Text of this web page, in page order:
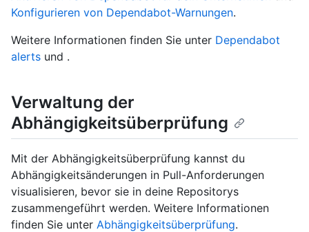
Konfigurieren von Dependabot-Warnungen.
Weitere Informationen finden Sie unter Dependabot
alerts und .
Verwaltung der
Abhängigkeitsüberprüfung
Mit der Abhängigkeitsüberprüfung kannst du
Abhängigkeitsänderungen in Pull-Anforderungen
visualisieren, bevor sie in deine Repositorys
zusammengeführt werden. Weitere Informationen
finden Sie unter Abhängigkeitsüberprüfung.